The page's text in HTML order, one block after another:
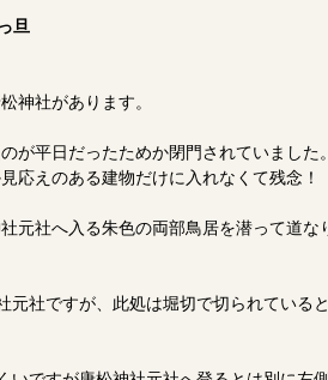
旦
神社があります。
が平日だったためか閉門されていました。
応えのある建物だけに入れなくて残念！
元社へ入る朱色の両部鳥居を潜って道な
元社ですが、此処は堀切で切られている